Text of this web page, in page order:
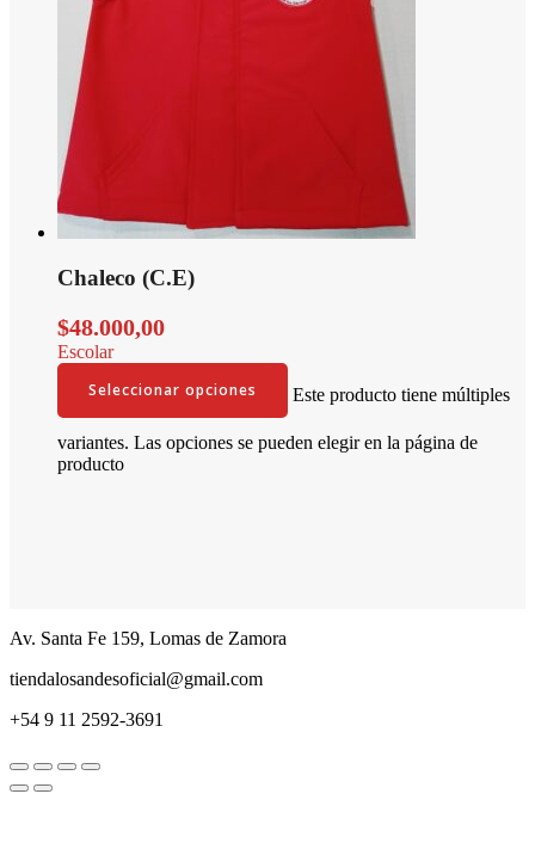
Chaleco (C.E)
$48.000,00
Escolar
Seleccionar opciones
Este producto tiene múltiples
variantes. Las opciones se pueden elegir en la página de
producto
Av. Santa Fe 159, Lomas de Zamora
tiendalosandesoficial@gmail.com
+54 9 11 2592-3691